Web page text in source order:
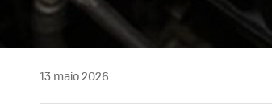
13 maio 2026